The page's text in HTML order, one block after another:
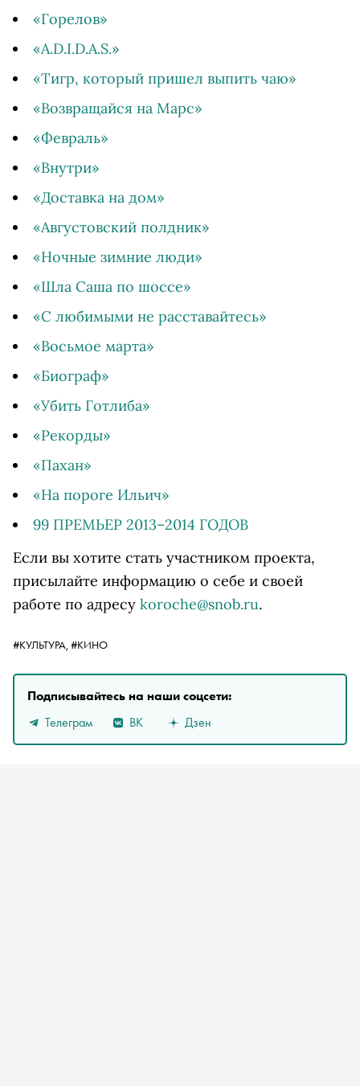
«Горелов»
«A.D.I.D.A.S.»
«Тигр, который пришел выпить чаю»
«Возвращайся на Марс»
«Февраль»
«Внутри»
«Доставка на дом»
«Августовский полдник»
«Ночные зимние люди»
«Шла Саша по шоссе»
«С любимыми не расставайтесь»
«Восьмое марта»
«Биограф»
«Убить Готлиба»
«Рекорды»
«Пахан»
«На пороге Ильич»
99 ПРЕМЬЕР 2013–2014 ГОДОВ
Если вы хотите стать участником проекта,
присылайте информацию о себе и своей
работе по адресу koroche@snob.ru.
#КУЛЬТУРА, #КИНО
Подписывайтесь на наши соцсети:
Телеграм
ВК Дзен